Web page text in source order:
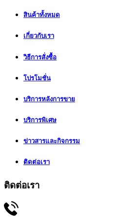
สินค้าทั้งหมด
เกี่ยวกับเรา
วิธีการสั่งซื้อ
โปรโมชั่น
บริการหลังการขาย
บริการพิเศษ
ข่าวสารและกิจกรรม
ติดต่อเรา
ติดต่อเรา